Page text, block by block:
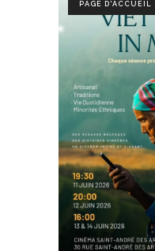
PAGE D'ACCUEIL